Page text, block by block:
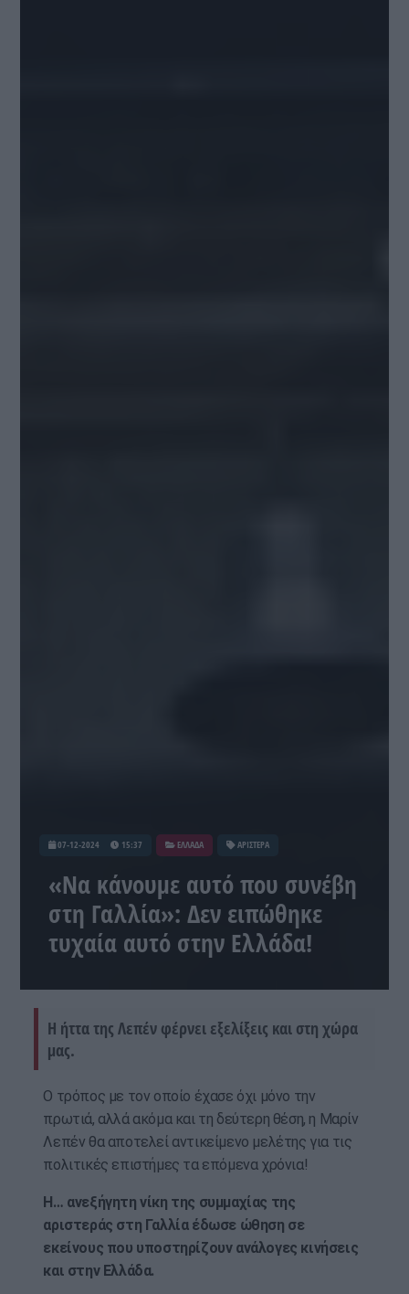
07-12-2024 15:37 ΕΛΛΑΔΑ ΑΡΙΣΤΕΡΑ
«Να κάνουμε αυτό που συνέβη
στη Γαλλία»: Δεν ειπώθηκε
τυχαία αυτό στην Ελλάδα!
Η ήττα της Λεπέν φέρνει εξελίξεις και στη χώρα
μας.
Ο τρόπος με τον οποίο έχασε όχι μόνο την
πρωτιά, αλλά ακόμα και τη δεύτερη θέση, η Μαρίν
Λεπέν θα αποτελεί αντικείμενο μελέτης για τις
πολιτικές επιστήμες τα επόμενα χρόνια!
Η… ανεξήγητη νίκη της συμμαχίας της
αριστεράς στη Γαλλία έδωσε ώθηση σε
εκείνους που υποστηρίζουν ανάλογες κινήσεις
και στην Ελλάδα.